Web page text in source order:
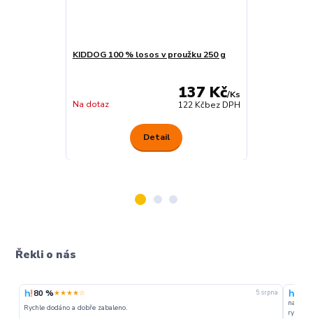
KIDDOG 100 % losos v proužku 250 g
137 Kč/Ks
122 Kčbez DPH
Na dotaz
Detail
Řekli o nás
80 %★★★★☆ 5. srpna
Rychle dodáno a dobře zabaleno.